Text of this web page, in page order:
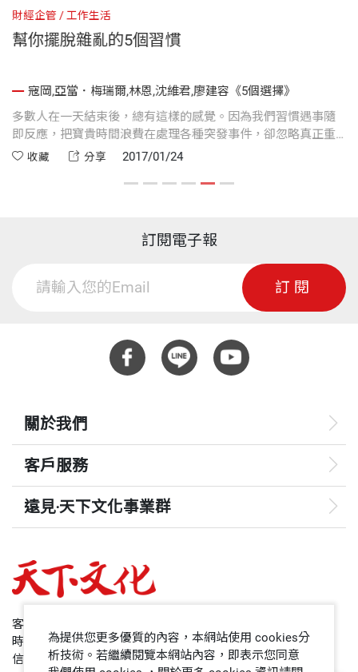
財經企管 工作生活
幫你擺脫雜亂的5個習慣
寇岡,亞當．梅瑞爾,林恩,沈維君,廖建容《5個選擇》
多數人在一天結束後，總有這樣的感覺。因為我們習慣遇事隨
即反應，把寶貴時間浪費在處理各種突發事件，卻忽略真正重
要的事（願景、家庭、人際關係、健康）。富蘭克林柯維公司
究，透過5個關鍵選擇，針對二十一世紀重新定義時間管理訣
收藏 分享 2017/01/24
訂閱電子報
訂閱
關於我們
客戶服務
遠見‧天下文化事業群
哈佛商業評論
領導影響力學院
客服專線：+886 2 2662-0012
時間：週一~週五9:00~12:30;13:30~17:00
信箱：service@cwgv.com.tw
為提供您更多優質的內容，本網站使用 cookies分
析技術。若繼續閱覽本網站內容，即表示您同意